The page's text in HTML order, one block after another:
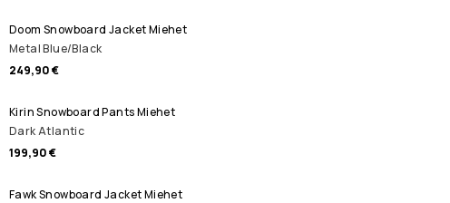
Doom Snowboard Jacket Miehet
Metal Blue/Black
249,90 €
Kirin Snowboard Pants Miehet
Dark Atlantic
199,90 €
Fawk Snowboard Jacket Miehet